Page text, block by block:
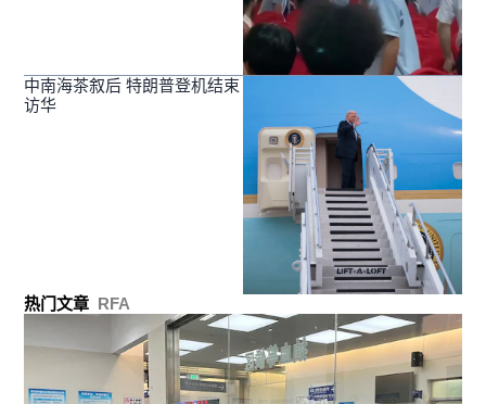
中南海茶叙后 特朗普登机结束
访华
热门文章 RFA